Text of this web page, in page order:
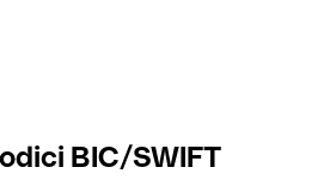
BIC/SWIFT